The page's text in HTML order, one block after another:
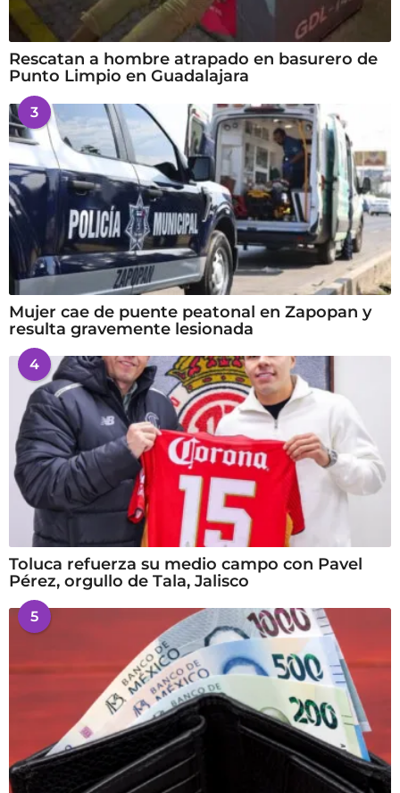
Rescatan a hombre atrapado en basurero de
Punto Limpio en Guadalajara
3
Mujer cae de puente peatonal en Zapopan y
resulta gravemente lesionada
4
Toluca refuerza su medio campo con Pavel
Pérez, orgullo de Tala, Jalisco
5